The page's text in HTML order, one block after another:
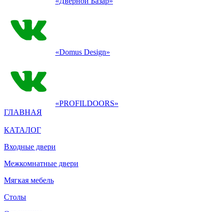
«Domus Design»
«PROFILDOORS»
ГЛАВНАЯ
КАТАЛОГ
Входные двери
Межкомнатные двери
Мягкая мебель
Столы